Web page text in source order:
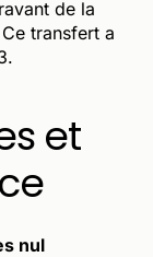
de la
transfert a
et
nul